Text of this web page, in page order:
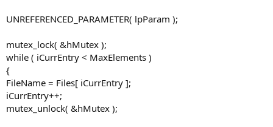
UNREFERENCED_PARAMETER( lpParam );
mutex_lock( &hMutex );
while ( iCurrEntry < MaxElements )
{
FileName = Files[ iCurrEntry ];
iCurrEntry++;
mutex_unlock( &hMutex );